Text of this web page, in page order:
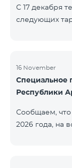
С 17 декабря
следующих
Абоненты
Канады,
минут и 14 ГБ
будет
пла
16 November
Специальное
Республики
Сообщаем, что
2026 года, на